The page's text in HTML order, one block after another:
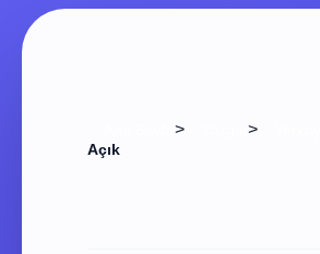
> >
Açık